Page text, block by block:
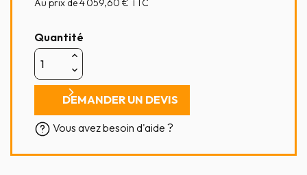
Au prix de 4 059,60 € TTC
Quantité
DEMANDER UN DEVIS
Vous avez besoin d'aide ?